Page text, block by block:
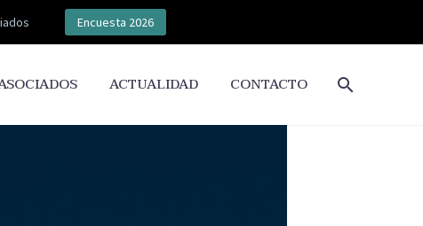
Encuesta 2026
ACTUALIDAD CONTACTO